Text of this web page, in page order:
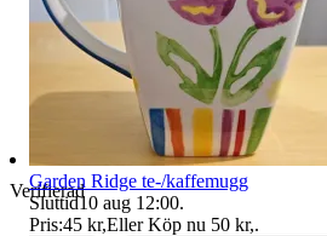
Verifierad
Garden Ridge te-/kaffemugg
Sluttid10 aug 12:00.
Pris:45 kr,Eller Köp nu 50 kr,.